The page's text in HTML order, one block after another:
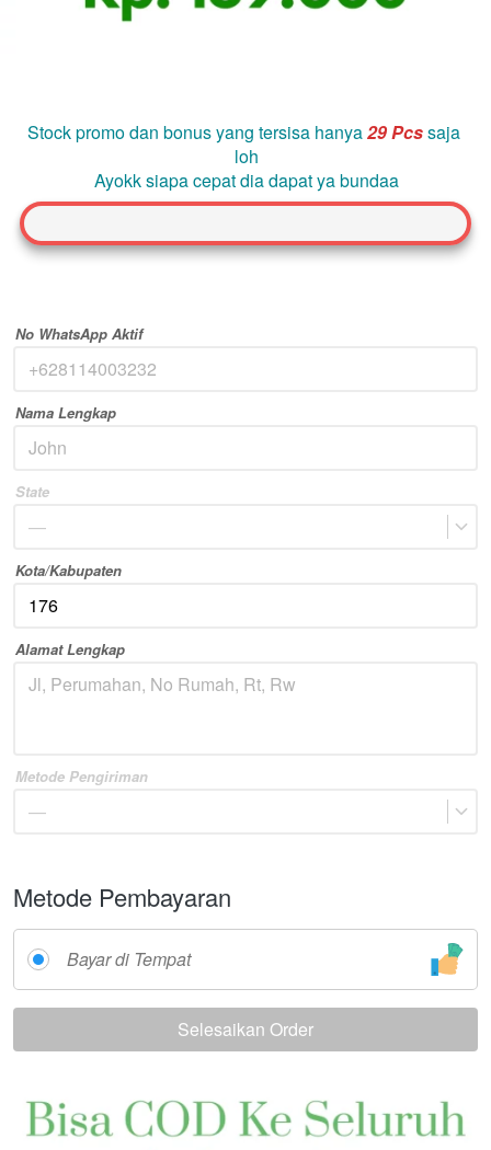
Stock promo dan bonus yang tersisa hanya29 Pcs saja
loh
Ayokk siapa cepat dia dapat ya bundaa
No WhatsApp Aktif
Nama Lengkap
State
—
Kota/Kabupaten
Alamat Lengkap
Metode Pengiriman
—
Metode Pembayaran
Bayar di Tempat
`Selesaikan Order